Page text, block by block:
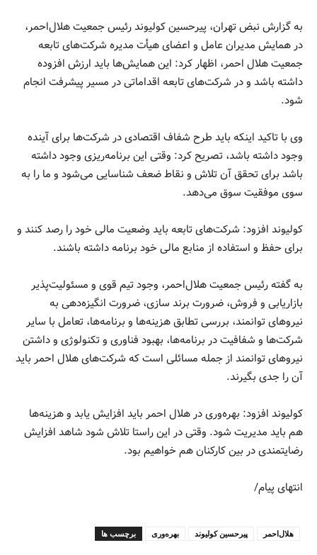
به گزارش نبض تهران، پیرحسین کولیوند رئیس جمعیت هلال‌احمر،
در همایش مدیران عامل و اعضای هیأت مدیره شرکت‌های تابعه
جمعیت هلال احمر، اظهار کرد: این همایش‌ها باید ارزش افزوده
داشته باشد و در شرکت‌های تابعه اقداماتی در مسیر پیشرفت انجام
شود.
وی با تاکید اینکه باید طرح شفاف اقتصادی در شرکت‌ها برای آینده
وجود داشته باشد، تصریح کرد: وقتی این برنامه‌ریزی وجود داشته
باشد برای تحقق آن تلاش و نقاط ضعف شناسایی می‌شود و ما را به
سوی موفقیت سوق می‌دهد.
کولیوند افزود: شرکت‌های تابعه باید وضعیت مالی خود را رصد کنند و
برای حفظ و استفاده از منابع مالی خود برنامه داشته باشند.
به گفته رئیس جمعیت هلال‌احمر، وجود تیم قوی و مسئولیت‌پذیر
بازاریابی و فروش، ضرورت برند سازی، ضرورت انگیزه‌دهی به
نیروهای توانمند، بررسی تطابق هزینه‌ها و برنامه‌ها، تعامل با سایر
شرکت‌ها و شفافیت در برنامه‌ها، بهبود فناوری و تکنولوژی و داشتن
نیروهای توانمند از جمله مسائلی است که شرکت‌های هلال احمر باید
آن را جدی بگیرند.
کولیوند افزود: بهره‌وری در هلال احمر باید افزایش یابد و هزینه‌ها
هم باید مدیریت شود. وقتی در این راستا تلاش شود شاهد افزایش
رضایتمندی در بین کارکنان هم خواهیم بود.
انتهای پیام/
برچسب ها بهره‌وری پیرحسین کولیوند هلال‌احمر